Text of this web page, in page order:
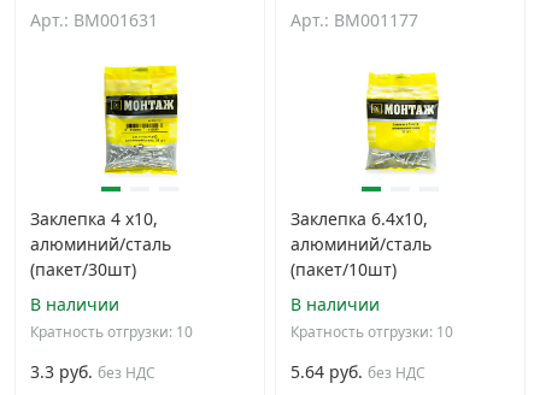
Арт.: BM001631
Заклепка 4 х10,
алюминий/сталь
(пакет/30шт)
В наличии
Кратность отгрузки: 10
3.3 руб. без НДС
Арт.: BM001177
Заклепка 6.4х10,
алюминий/сталь
(пакет/10шт)
В наличии
Кратность отгрузки: 10
5.64 руб. без НДС